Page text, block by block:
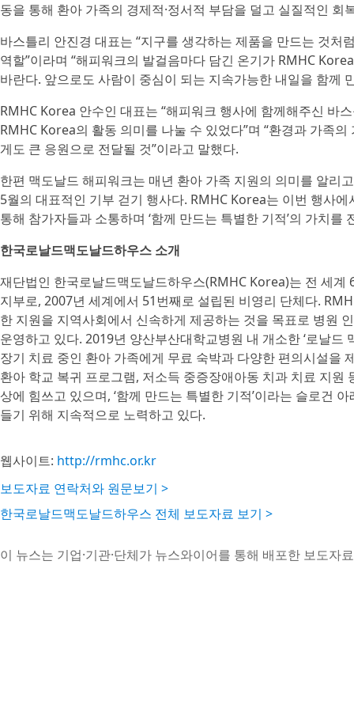
동을 통해 환아 가족의 경제적·정서적 부담을 덜고 실질적인 회
바스틀리 안진경 대표는 “지구를 생각하는 제품을 만드는 것처
역할”이라며 “해피워크의 발걸음마다 담긴 온기가 RMHC
바란다. 앞으로도 사람이 중심이 되는 지속가능한 내일을 함께
RMHC Korea 안수인 대표는 “해피워크 행사에 함께해주신 바
RMHC Korea의 활동 의미를 나눌 수 있었다”며 “환경과 가족
게도 큰 응원으로 전달될 것”이라고 말했다.
한편 맥도날드 해피워크는 매년 환아 가족 지원의 의미를 알리
5월의 대표적인 기부 걷기 행사다. RMHC Korea는 이번 행사
통해 참가자들과 소통하며 ‘함께 만드는 특별한 기적’의 가치를
한국로날드맥도날드하우스 소개
재단법인 한국로날드맥도날드하우스(RMHC Korea)는 전 세
지부로, 2007년 세계에서 51번째로 설립된 비영리 단체다.
한 지원을 지역사회에서 신속하게 제공하는 것을 목표로 병원
운영하고 있다. 2019년 양산부산대학교병원 내 개소한 ‘로날드
장기 치료 중인 환아 가족에게 무료 숙박과 다양한 편의시설을
환아 학교 복귀 프로그램, 저소득 중증장애아동 치과 치료 지원
상에 힘쓰고 있으며, ‘함께 만드는 특별한 기적’이라는 슬로건
들기 위해 지속적으로 노력하고 있다.
웹사이트: http://rmhc.or.kr
보도자료 연락처와 원문보기 >
한국로날드맥도날드하우스 전체 보도자료 보기 >
이 뉴스는 기업·기관·단체가 뉴스와이어를 통해 배포한 보도자